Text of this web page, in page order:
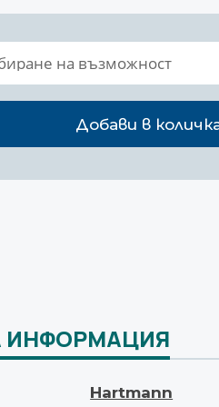
Добави в
ИНФОРМАЦИЯ
Hartmann